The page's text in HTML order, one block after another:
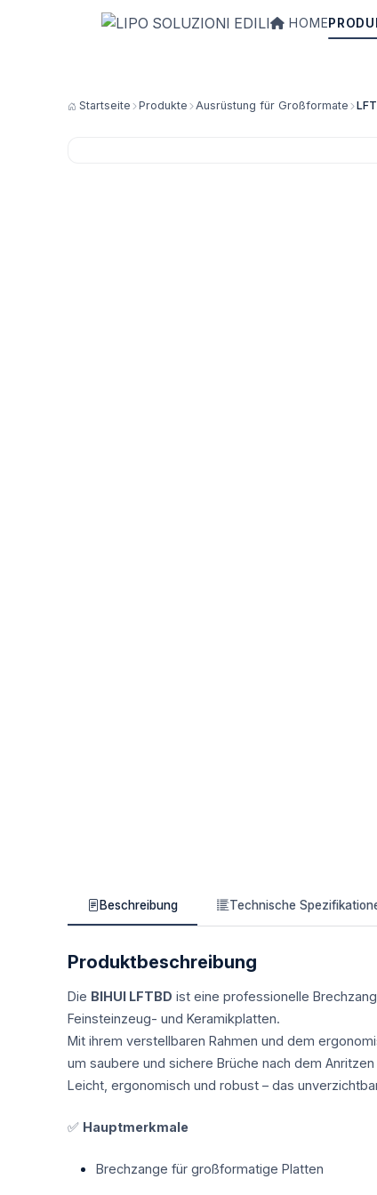
HOME
Startseite Produkte Ausrüstung für Großformate
Beschreibung Technische
Produktbeschreibung
Die BIHUI LFTBD ist eine professionelle
Feinsteinzeug- und Keramikplatten.
Mit ihrem verstellbaren Rahmen und dem
um saubere und sichere Brüche nach dem
Leicht, ergonomisch und robust – das
✅ Hauptmerkmale
Brechzange für großformatige Platten